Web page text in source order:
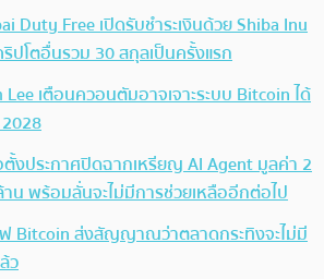
Duty Free เปิดรับชำระเงินด้วย Shiba Inu
ริปโตอื่นรวม 30 สกุลเป็นครั้งแรก
Lee เตือนควอนตัมอาจเจาะระบบ Bitcoin ได้
งประกาศปิดฉากเหรียญ AI Agent มูลค่า 2
น พร้อมลั่นจะไม่มีการช่วยเหลืออีกต่อไป
Bitcoin ส่งสัญญาณว่าตลาดกระทิงจะไม่มี
ว